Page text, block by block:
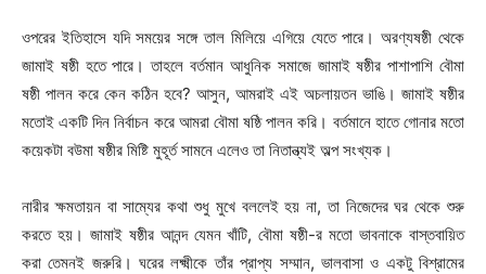
ওপরের ইতিহাসে যদি সময়ের সঙ্গে তাল মিলিয়ে এগিয়ে যেতে পারে। অরণ্যষষ্ঠী থেকে
জামাই ষষ্ঠী হতে পারে। তাহলে বর্তমান আধুনিক সমাজে জামাই ষষ্ঠীর পাশাপাশি বৌমা
ষষ্ঠী পালন করে কেন কঠিন হবে? আসুন, আমরাই এই অচলায়তন ভাঙি। জামাই ষষ্ঠীর
মতোই একটি দিন নির্বাচন করে আমরা বৌমা ষষ্ঠি পালন করি। বর্তমানে হাতে গোনার মতো
কয়েকটা বউমা ষষ্ঠীর মিষ্টি মুহূর্ত সামনে এলেও তা নিতান্ত্যই অল্প সংখ্যক।
নারীর ক্ষমতায়ন বা সাম্যের কথা শুধু মুখে বললেই হয় না, তা নিজেদের ঘর থেকে শুরু
করতে হয়। জামাই ষষ্ঠীর আনন্দ যেমন খাঁটি, বৌমা ষষ্ঠী-র মতো ভাবনাকে বাস্তবায়িত
করা তেমনই জরুরি। ঘরের লক্ষ্মীকে তাঁর প্রাপ্য সম্মান, ভালবাসা ও একটু বিশ্রামের